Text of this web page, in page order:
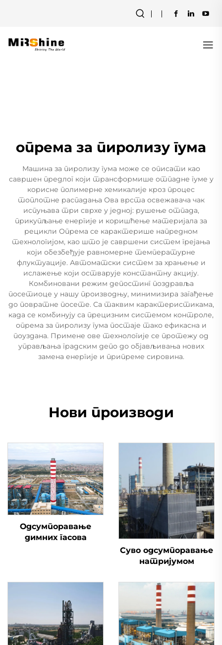
опрема за пиролизу гума
Машина за пиролизу гума може се описати као
савршен предлог који трансформише отпадне гуме у
корисне полимерне хемикалије кроз процес
топлотне распадања Ова врста освежавача чак
испуњава три сврхе у једној: рушење отпада,
прикупљање енергије и коришћење материјала за
рецикли Опрема се карактерише напредном
технологијом, као што је савршени систем грејања
који обезбеђује равномерне температурне
флуктуације. Автоматски систем за храњење и
ислажење који остварује константну акцију.
Комбиновани режим депостинг поздравља
посетиоце у нашу производњу, минимизира загађење
до повратне посете. Са таквим карактеристикама,
када се комбинују са прецизним системом контроле,
опрема за пиролизу гума постаје тако ефикасна и
поуздана. Примене ове технологије се протежу од
управљања градским депо до објављивања нових
замена енергије и припреме сировина.
Нови производи
Одсумпоравање
димних гасова
Суво одсумпоравање
натријумом